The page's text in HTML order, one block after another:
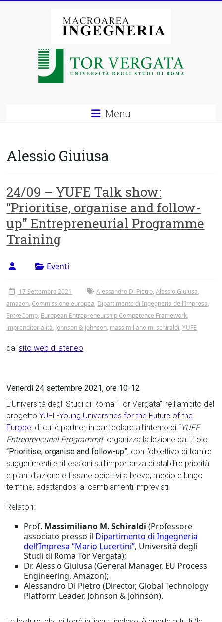
Macroarea
degli
di
Roma
Tor
Vergata
Menu
Alessio Giuiusa
24/09 – YUFE Talk show:
“Prioritise, organise and follow-
up” Entrepreneurial Programme
Training
Eventi
17 Settembre 2021 Alessandro Di Pietro,Alessio Giuiusa,
amazon, Commissione europea, Dipartimento di Ingegneria dell’Impresa,
EntreComp, European Entrepreneurship Competence Framework,
imprenditorialità, Johnson & Johnson, massimiliano m. schiraldi,YUFE
dalsito web di ateneo
Venerdì 24 settembre 2021, ore 10-12
L’Università degli Studi di Roma “Tor Vergata” nell’ambito del
progettoYUFE-Young Universities for the Future of the
Europe, di cui è partner, in particolare all’interno di “YUFE
Entrepreneurial Programme” organizza la lezione dal titolo
“Prioritise, organise and follow-up”, con l’obiettivo di fornire
suggerimenti e riflessioni sull’importanza di stabilire priorità
e piani d’azione e fissare obiettivi a breve, medio e lungo
termine, adattandosi ai cambiamenti imprevisti.
Relatori:
Prof. Massimiliano M. Schiraldi (Professore
associato presso il Dipartimento di Ingegneria
dell’Impresa “Mario Lucertini”, Università degli
Studi di Roma Tor Vergata);
Dr. Alessio Giuiusa (General Manager, EU Process
Engineering, Amazon);
Alessandro Di Pietro (Director, Global Technology
Platform Leader, Johnson & Johnson).